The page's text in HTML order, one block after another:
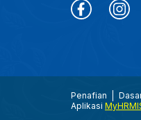
Penafian
Aplikasi